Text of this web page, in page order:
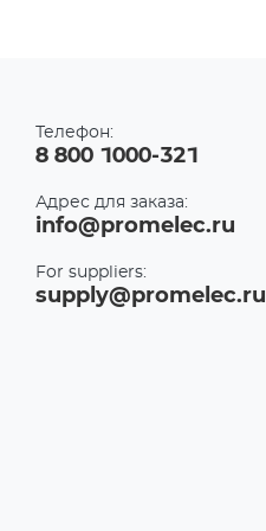
Телефон:
8 800 1000-321
Адрес для заказа:
info@promelec.ru
For suppliers:
supply@promelec.ru